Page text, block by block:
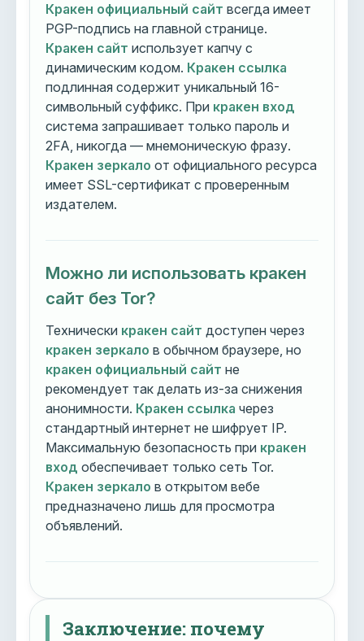
Кракен официальный сайт всегда имеет
PGP-подпись на главной странице.
Кракен сайт использует капчу с
динамическим кодом. Кракен ссылка
подлинная содержит уникальный 16-
символьный суффикс. При кракен вход
система запрашивает только пароль и
2FA, никогда — мнемоническую фразу.
Кракен зеркало от официального ресурса
имеет SSL-сертификат с проверенным
издателем.
Можно ли использовать кракен
сайт без Tor?
Технически кракен сайт доступен через
кракен зеркало в обычном браузере, но
кракен официальный сайт не
рекомендует так делать из-за снижения
анонимности. Кракен ссылка через
стандартный интернет не шифрует IP.
Максимальную безопасность при кракен
вход обеспечивает только сеть Tor.
Кракен зеркало в открытом вебе
предназначено лишь для просмотра
объявлений.
Заключение: почему